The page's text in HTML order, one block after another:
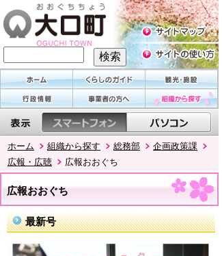
ホーム 組織から探す 総務部
企画政策課
広報・広聴
広報おおぐち
広報おおぐち
最新号